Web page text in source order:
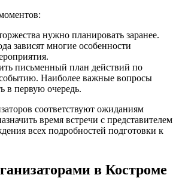
нужно планировать заранее.
зависят многие особенности
письменный план действий по
Наиболее важные вопросы
в первую очередь.
соответствуют ожиданиям
время встречи с представителем
всех подробностей подготовки к
в Костроме